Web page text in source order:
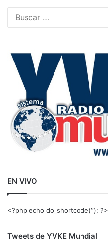
EN VIVO
<?php echo do_shortcode(‘‘); ?>
Tweets de YVKE Mundial